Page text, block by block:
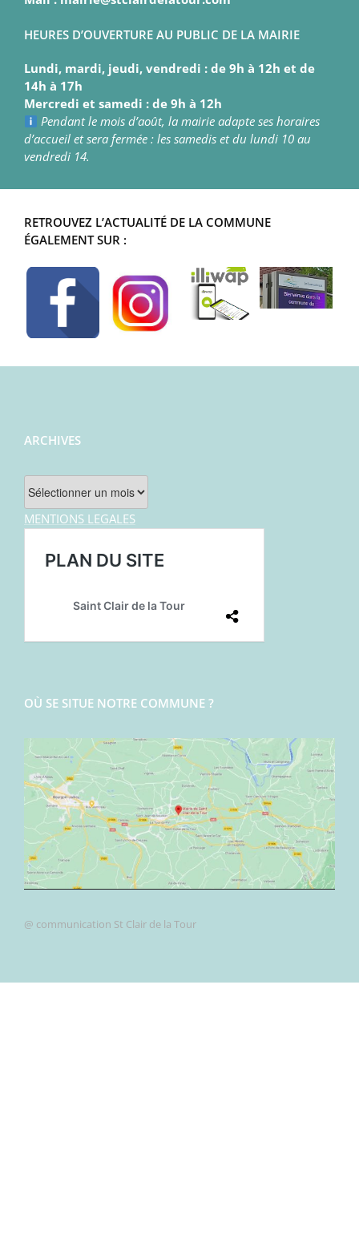
HEURES D’OUVERTURE AU PUBLIC DE LA MAIRIE
Lundi, mardi, jeudi, vendredi : de 9h à 12h et de
14h à 17h
Mercredi et samedi : de 9h à 12h
Pendant le mois d’août, la mairie adapte ses horaires
d’accueil et sera fermée : les samedis et du lundi 10 au
vendredi 14.
RETROUVEZ L’ACTUALITÉ DE LA COMMUNE
ÉGALEMENT SUR :
ARCHIVES
Archives
MENTIONS LEGALES
OÙ SE SITUE NOTRE COMMUNE ?
@ communication St Clair de la Tour